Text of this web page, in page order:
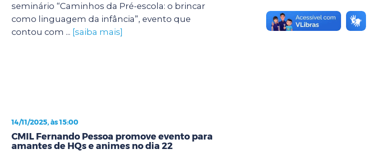
seminário “Caminhos da Pré-escola: o brincar
como linguagem da infância”, evento que
contou com ... [saiba mais]
14/11/2025, às 15:00
CMIL Fernando Pessoa promove evento para
amantes de HQs e animes no dia 22